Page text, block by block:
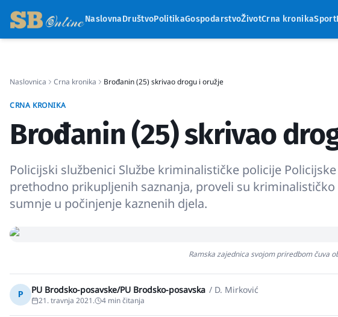
NaslovnaDruštvoPolitikaGospodarstvoŽivotCrna kronikaSport
Naslovnica Crna kronika Brođanin (25) skrivao drogu i oružje
CRNA KRONIKA
Brođanin (25) skrivao
Policijski službenici Službe kriminalističke policije
prethodno prikupljenih saznanja, proveli su
sumnje u počinjenje kaznenih djela.
Ramska zajednica svojom priredbom čuva
P PU Brodsko-posavske/PU Brodsko-posavska / D. Mirković
21. travnja 2021. 4 min čitanja